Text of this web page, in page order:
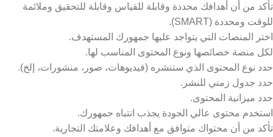
تأكد من أن أهدافك محددة وقابلة للقياس وقابلة للتحقيق وملائمة
للوقت ومحددة (SMART).
اختر المنصات التي يتواجد عليها جمهورك المستهدف.
لكل منصة خصائصها ونوع المحتوى المناسب لها.
حدد نوع المحتوى الذي ستنشره (فيديوهات، صور، منشورات، إلخ).
حدد جدول زمني للنشر.
حدد ميزانية المحتوى.
استخدم محتوى عالي الجودة يجذب انتباه جمهورك.
تأكد من أن محتواك متوافق مع أهدافك وعلامتك التجارية.